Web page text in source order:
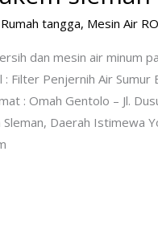
tangga, Mesin Air RO
dan mesin air minum
: Filter Penjernih Air
: Omah Gentolo – Jl.
Sleman, Daerah